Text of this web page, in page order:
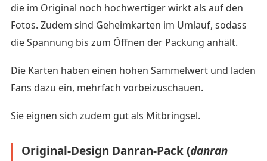
die im Original noch hochwertiger wirkt als auf den
Fotos. Zudem sind Geheimkarten im Umlauf, sodass
die Spannung bis zum Öffnen der Packung anhält.
Die Karten haben einen hohen Sammelwert und laden
Fans dazu ein, mehrfach vorbeizuschauen.
Sie eignen sich zudem gut als Mitbringsel.
Original-Design Danran-Pack (danran